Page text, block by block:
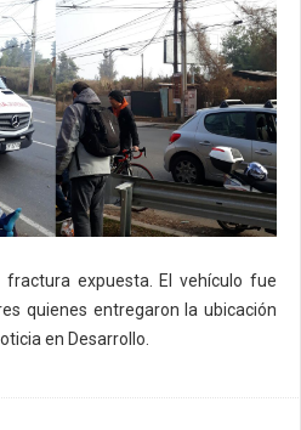
expuesta. El vehículo fue
quienes entregaron la ubicación
en Desarrollo.